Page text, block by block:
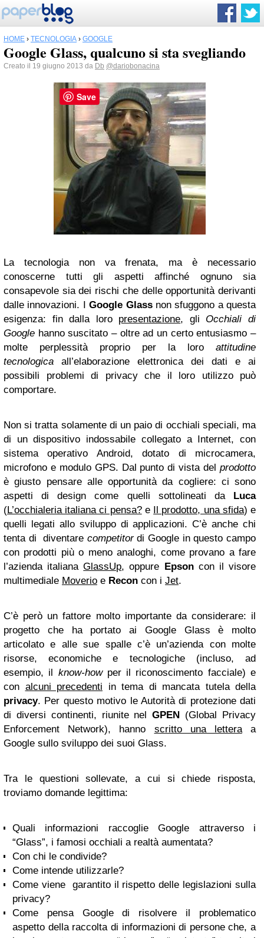
HOME › TECNOLOGIA › GOOGLE
Google Glass, qualcuno si sta svegliando
Creato il 19 giugno 2013 da Db @dariobonacina
La tecnologia non va frenata, ma è necessario
conoscerne tutti gli aspetti affinché ognuno sia
consapevole sia dei rischi che delle opportunità derivanti
dalle innovazioni. IGoogle Glassnon sfuggono a questa
esigenza: fin dalla loro presentazione, gli Occhiali di
Google hanno suscitato – oltre ad un certo entusiasmo –
molte perplessità proprio per la loro attitudine
tecnologica all’elaborazione elettronica dei dati e ai
possibili problemi di privacy che il loro utilizzo può
comportare.
Non si tratta solamente di un paio di occhiali speciali, ma
di un dispositivo indossabile collegato a Internet, con
sistema operativo Android, dotato di microcamera,
microfono e modulo GPS. Dal punto di vista del prodotto
è giusto pensare alle opportunità da cogliere: ci sono
aspetti di design come quelli sottolineati da Luca
(L’occhialeria italiana ci pensa?e Il prodotto, una sfida) e
quelli legati allo sviluppo di applicazioni. C’è anche chi
tenta di diventare competitordi Google in questo campo
con prodotti più o meno analoghi, come provano a fare
l’azienda italianaGlassUp, oppure Epsoncon il visore
multimediale Moverio e Recon con i Jet.
C’è però un fattore molto importante da considerare: il
progetto che ha portato ai Google Glass è molto
articolato e alle sue spalle c’è un’azienda con molte
risorse, economiche e tecnologiche (incluso, ad
esempio, il know-howper il riconoscimento facciale) e
con alcuni precedenti in tema di mancata tutela della
privacy. Per questo motivo le Autorità di protezione dati
di diversi continenti, riunite nelGPEN (Global Privacy
Enforcement Network), hanno scritto una letteraa
Google sullo sviluppo dei suoi Glass.
Tra le questioni sollevate, a cui si chiede risposta,
troviamo domande legittima:
Quali informazioni raccoglie Google attraverso i
“Glass”, i famosi occhiali a realtà aumentata?
Con chi le condivide?
Come intende utilizzarle?
Come viene garantito il rispetto delle legislazioni sulla
privacy?
Come pensa Google di risolvere il problematico
aspetto della raccolta di informazioni di persone che, a
Save